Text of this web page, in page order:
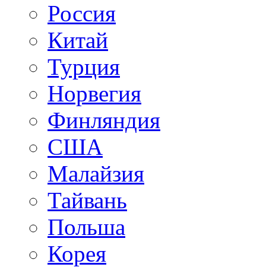
Россия
Китай
Турция
Норвегия
Финляндия
США
Малайзия
Тайвань
Польша
Корея